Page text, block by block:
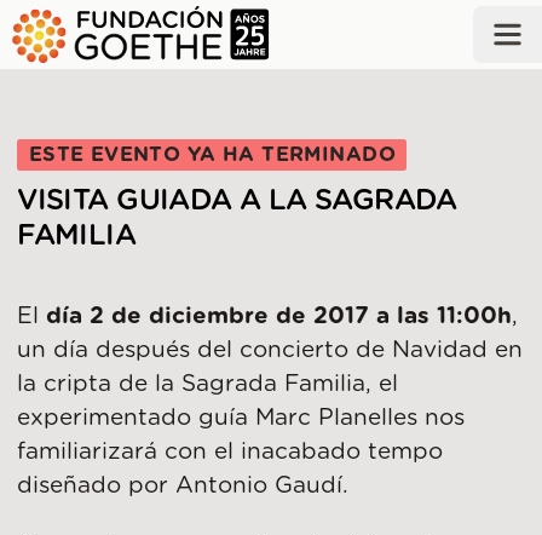
SALTAR AL CONTENIDO PRINCIPAL
ESTE EVENTO YA HA TERMINADO
VISITA GUIADA A LA SAGRADA
FAMILIA
El día 2 de diciembre de 2017 a las 11:00h,
un día después del concierto de Navidad en
la cripta de la Sagrada Familia, el
experimentado guía Marc Planelles nos
familiarizará con el inacabado tempo
diseñado por Antonio Gaudí.